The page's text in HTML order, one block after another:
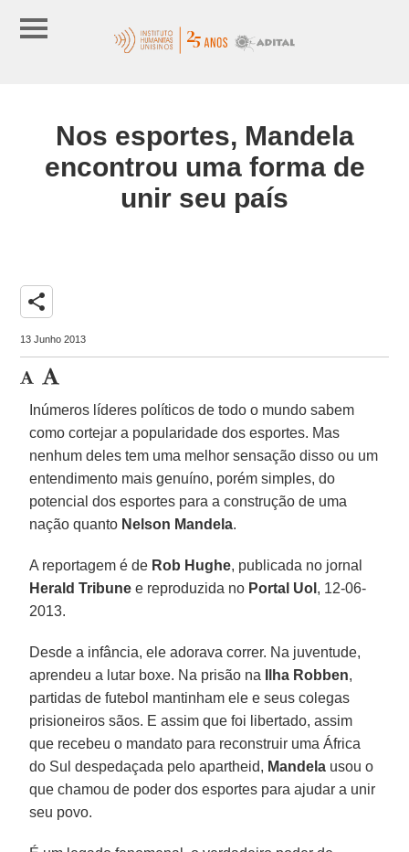
Nos esportes, Mandela
encontrou uma forma de
unir seu país
share
13 Junho 2013
Inúmeros líderes políticos de todo o mundo sabem
como cortejar a popularidade dos esportes. Mas
nenhum deles tem uma melhor sensação disso ou um
entendimento mais genuíno, porém simples, do
potencial dos esportes para a construção de uma
nação quanto Nelson Mandela.
A reportagem é de Rob Hughe, publicada no jornal
Herald Tribune e reproduzida no Portal Uol , 12-06-
2013.
Desde a infância, ele adorava correr. Na juventude,
aprendeu a lutar boxe. Na prisão na
Ilha Robben,
partidas de futebol mantinham ele e seus colegas
prisioneiros sãos. E assim que foi libertado, assim
que recebeu o mandato para reconstruir uma África
do Sul despedaçada pelo apartheid, Mandela usou o
que chamou de poder dos esportes para ajudar a unir
seu povo.